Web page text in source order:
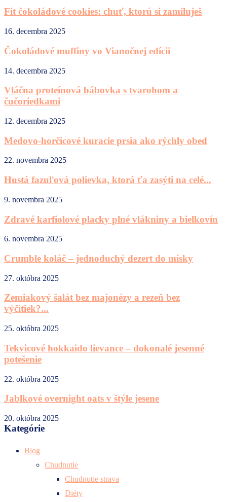
Fit čokoládové cookies: chuť, ktorú si zamiluješ
16. decembra 2025
Čokoládové muffiny vo Vianočnej edícii
14. decembra 2025
Vláčna proteínová bábovka s tvarohom a
čučoriedkami
12. decembra 2025
Medovo-horčicové kuracie prsia ako rýchly obed
22. novembra 2025
Hustá fazuľová polievka, ktorá ťa zasýti na celé...
9. novembra 2025
Zdravé karfiolové placky plné vlákniny a bielkovín
6. novembra 2025
Crumble koláč – jednoduchý dezert do misky
27. októbra 2025
Zemiakový šalát bez majonézy a rezeň bez
výčitiek?...
25. októbra 2025
Tekvicové hokkaido lievance – dokonalé jesenné
potešenie
22. októbra 2025
Jablkové overnight oats v štýle jesene
20. októbra 2025
Kategórie
Blog
Chudnutie
Chudnutie strava
Diéty